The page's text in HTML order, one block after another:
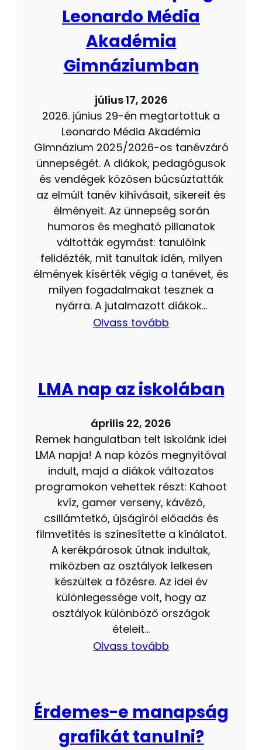
Leonardo Média
Akadémia
Gimnáziumban
július 17, 2026
2026. június 29-én megtartottuk a
Leonardo Média Akadémia
Gimnázium 2025/2026-os tanévzáró
ünnepségét. A diákok, pedagógusok
és vendégek közösen búcsúztatták
az elmúlt tanév kihívásait, sikereit és
élményeit. Az ünnepség során
humoros és megható pillanatok
váltották egymást: tanulóink
felidézték, mit tanultak idén, milyen
élmények kísérték végig a tanévet, és
milyen fogadalmakat tesznek a
nyárra. A jutalmazott diákok…
Olvass tovább
LMA nap az iskolában
április 22, 2026
Remek hangulatban telt iskolánk idei
LMA napja! A nap közös megnyitóval
indult, majd a diákok változatos
programokon vehettek részt: Kahoot
kvíz, gamer verseny, kávézó,
csillámtetkó, újságírói előadás és
filmvetítés is színesítette a kínálatot.
A kerékpárosok útnak indultak,
miközben az osztályok lelkesen
készültek a főzésre. Az idei év
különlegessége volt, hogy az
osztályok különböző országok
ételeit…
Olvass tovább
Érdemes-e manapság
grafikát tanulni?